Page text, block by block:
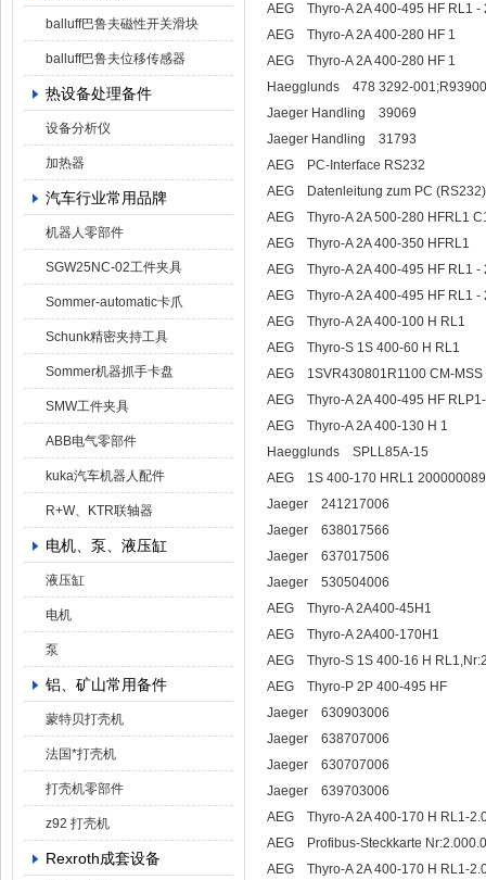
balluff巴鲁夫磁性开关滑块
balluff巴鲁夫位移传感器
热设备处理备件
设备分析仪
加热器
汽车行业常用品牌
机器人零部件
SGW25NC-02工件夹具
Sommer-automatic卡爪
Schunk精密夹持工具
Sommer机器抓手卡盘
SMW工件夹具
ABB电气零部件
kuka汽车机器人配件
R+W、KTR联轴器
电机、泵、液压缸
液压缸
电机
泵
铝、矿山常用备件
蒙特贝打壳机
法国*打壳机
打壳机零部件
z92 打壳机
Rexroth成套设备
AEG Thyro-A 2A 400-495 HF RL1 -
AEG Thyro-A 2A 400-280 HF 1
AEG Thyro-A 2A 400-280 HF 1
Haegglunds 478 3292-
Jaeger Handling 39069
Jaeger Handling 31793
AEG PC-Interface RS232
AEG Datenleitung zum PC
AEG Thyro-A 2A 500-280 HFRL1
AEG Thyro-A 2A 400-350 HFRL1
AEG Thyro-A 2A 400-495 HF RL1 -
AEG Thyro-A 2A 400-495 HF RL1 -
AEG Thyro-A 2A 400-100 H RL1
AEG Thyro-S 1S 400-60 H RL1
AEG 1SVR430801R1100 CM-MSS
AEG Thyro-A 2A 400-495 HF
AEG Thyro-A 2A 400-130 H 1
Haegglunds SPLL85A-15
AEG 1S 400-170 HRL1
Jaeger 241217006
Jaeger 638017566
Jaeger 637017506
Jaeger 530504006
AEG Thyro-A 2A400-45H1
AEG Thyro-A 2A400-170H1
AEG Thyro-S 1S 400-16 H
AEG Thyro-P 2P 400-495 HF
Jaeger 630903006
Jaeger 638707006
Jaeger 630707006
Jaeger 639703006
AEG Thyro-A 2A 400-170 H RL1-
AEG Profibus-Steckkarte
AEG Thyro-A 2A 400-170 H RL1-